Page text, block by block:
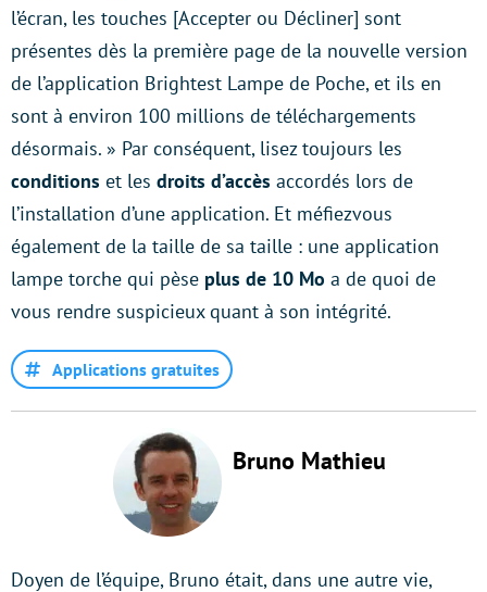
l’écran, les touches [Accepter ou Décliner] sont
présentes dès la première page de la nouvelle version
de l’application Brightest Lampe de Poche, et ils en
sont à environ 100 millions de téléchargements
désormais. » Par conséquent, lisez toujours les
conditions et les droits d’accès accordés lors de
l’installation d’une application. Et méfiezvous
également de la taille de sa taille : une application
lampe torche qui pèse plus de 10 Mo a de quoi de
vous rendre suspicieux quant à son intégrité.
Applications gratuites
Bruno Mathieu
Doyen de l’équipe, Bruno était, dans une autre vie,